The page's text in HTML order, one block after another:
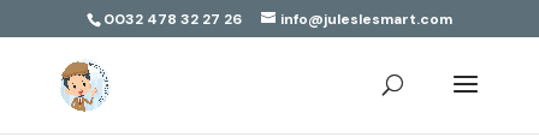
0032 478 32 27 26 info@juleslesmart.com